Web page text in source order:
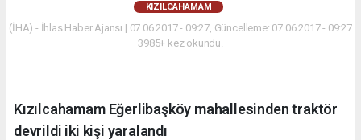
KIZILCAHAMAM
(İHA) - İhlas Haber Ajansı | 07.06.2017 - 09:27, Güncelleme: 07.06.2017 - 09:27
3985+ kez okundu.
Kızılcahamam Eğerlibaşköy mahallesinden traktör
devrildi iki kişi yaralandı